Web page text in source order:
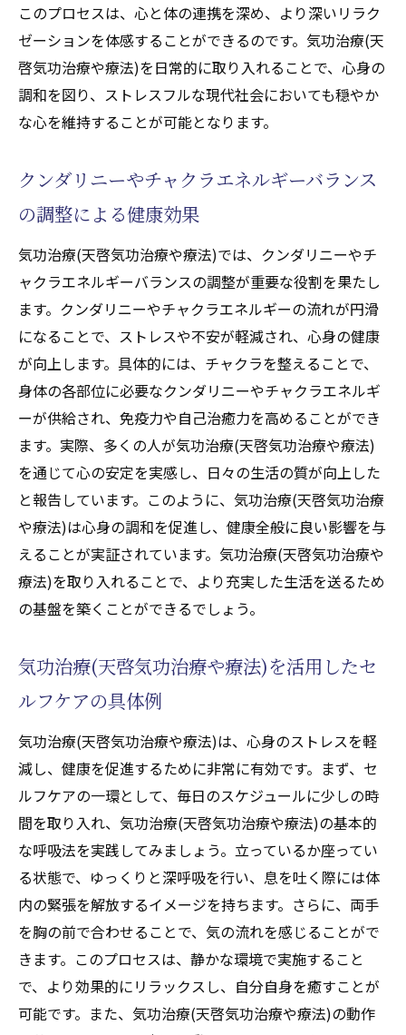
このプロセスは、心と体の連携を深め、より深いリラク
ゼーションを体感することができるのです。気功治療(天
啓気功治療や療法)を日常的に取り入れることで、心身の
調和を図り、ストレスフルな現代社会においても穏やか
な心を維持することが可能となります。
クンダリニーやチャクラエネルギーバランス
の調整による健康効果
気功治療(天啓気功治療や療法)では、クンダリニーやチ
ャクラエネルギーバランスの調整が重要な役割を果たし
ます。クンダリニーやチャクラエネルギーの流れが円滑
になることで、ストレスや不安が軽減され、心身の健康
が向上します。具体的には、チャクラを整えることで、
身体の各部位に必要なクンダリニーやチャクラエネルギ
ーが供給され、免疫力や自己治癒力を高めることができ
ます。実際、多くの人が気功治療(天啓気功治療や療法)
を通じて心の安定を実感し、日々の生活の質が向上した
と報告しています。このように、気功治療(天啓気功治療
や療法)は心身の調和を促進し、健康全般に良い影響を与
えることが実証されています。気功治療(天啓気功治療や
療法)を取り入れることで、より充実した生活を送るため
の基盤を築くことができるでしょう。
気功治療(天啓気功治療や療法)を活用したセ
ルフケアの具体例
気功治療(天啓気功治療や療法)は、心身のストレスを軽
減し、健康を促進するために非常に有効です。まず、セ
ルフケアの一環として、毎日のスケジュールに少しの時
間を取り入れ、気功治療(天啓気功治療や療法)の基本的
な呼吸法を実践してみましょう。立っているか座ってい
る状態で、ゆっくりと深呼吸を行い、息を吐く際には体
内の緊張を解放するイメージを持ちます。さらに、両手
を胸の前で合わせることで、気の流れを感じることがで
きます。このプロセスは、静かな環境で実施すること
で、より効果的にリラックスし、自分自身を癒すことが
可能です。また、気功治療(天啓気功治療や療法)の動作